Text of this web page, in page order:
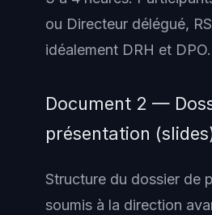
ou Directeur délégué,
idéalement DRH et DPO.
Document 2 —
présentation
Structure du dossier de
soumis à la direction